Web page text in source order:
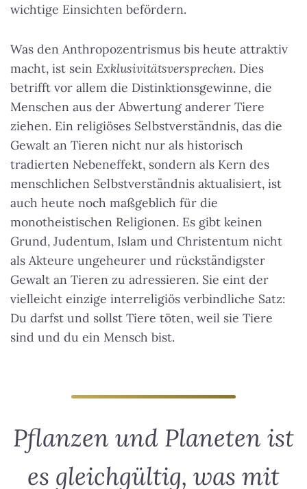
wichtige Einsichten befördern.
Was den Anthropozentrismus bis heute attraktiv
macht, ist sein Exklusivitätsversprechen. Dies
betrifft vor allem die Distinktionsgewinne, die
Menschen aus der Abwertung anderer Tiere
ziehen. Ein religiöses Selbstverständnis, das die
Gewalt an Tieren nicht nur als historisch
tradierten Nebeneffekt, sondern als Kern des
menschlichen Selbstverständnis aktualisiert, ist
auch heute noch maßgeblich für die
monotheistischen Religionen. Es gibt keinen
Grund, Judentum, Islam und Christentum nicht
als Akteure ungeheurer und rückständigster
Gewalt an Tieren zu adressieren. Sie eint der
vielleicht einzige interreligiös verbindliche Satz:
Du darfst und sollst Tiere töten, weil sie Tiere
sind und du ein Mensch bist.
Pflanzen und Planeten ist
es gleichgültig, was mit